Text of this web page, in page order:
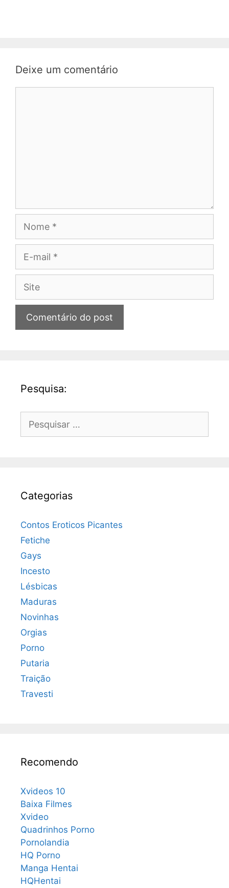
Deixe um comentário
Site
Pesquisa:
por:
Categorias
Contos Eroticos Picantes
Fetiche
Gays
Incesto
Lésbicas
Maduras
Novinhas
Orgias
Porno
Putaria
Traição
Travesti
Recomendo
Xvideos 10
Baixa Filmes
Xvideo
Quadrinhos Porno
Pornolandia
HQ Porno
Manga Hentai
HQHentai